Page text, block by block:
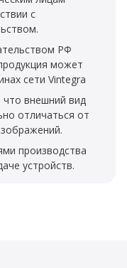
с
РФ
может
сети Vintegra
внешний вид
отличаться от
производства
устройств.